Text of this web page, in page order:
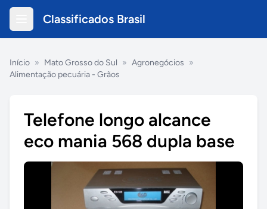
Classificados Brasil
Início » Mato Grosso do Sul » Agronegócios »
Alimentação pecuária - Grãos
Telefone longo alcance
eco mania 568 dupla base